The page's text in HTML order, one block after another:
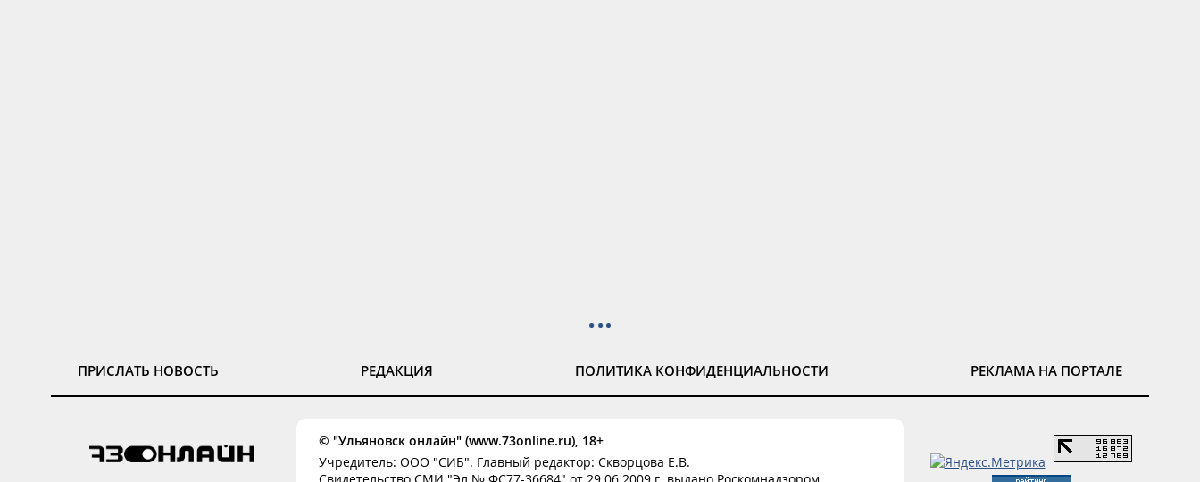
ПРИСЛАТЬ НОВОСТЬ РЕДАКЦИЯ ПОЛИТИКА КОНФИДЕНЦИАЛЬНОСТИ РЕКЛАМА НА ПОРТАЛЕ
© "Ульяновск онлайн" (www.73online.ru), 18+
Учредитель: ООО "СИБ". Главный редактор: Скворцова Е.В.